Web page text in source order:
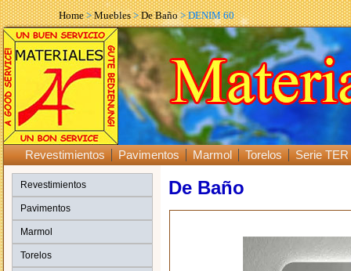
Home>Muebles>De Baño> DENIM 60
Revestimientos Pavimentos Marmol Torelos Serie TER
Revestimientos
Pavimentos
Marmol
Torelos
De Baño